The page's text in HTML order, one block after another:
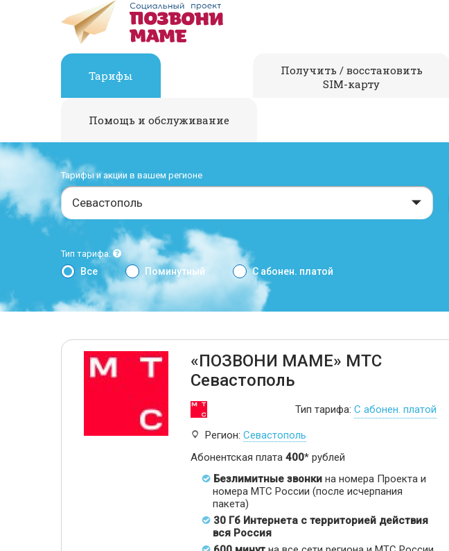
Тарифы
Получить / восстановить
SIM-карту
Помощь и обслуживание
Тарифы и акции в вашем регионе
Севастополь
Тип тарифа:
Все Поминутный С абонен. платой
«ПОЗВОНИ МАМЕ» МТС
Севастополь
Тип тарифа:С абонен. платой
Регион: Севастополь
Абонентская плата 400* рублей
Безлимитные звонкина номера Проекта и
номера МТС России (после исчерпания
пакета)
30 Гб Интернета с территорией действия
вся Россия